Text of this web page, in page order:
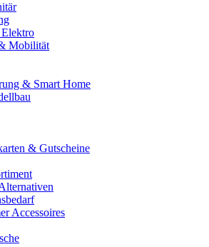
Mobilität
& Smart Home
& Gutscheine
Accessoires